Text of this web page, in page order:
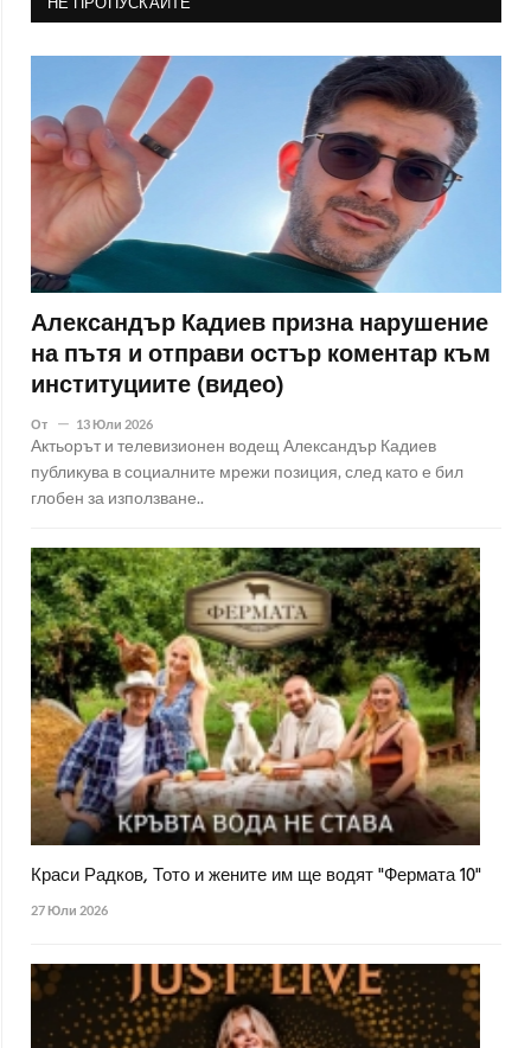
Александър Кадиев призна нарушение
на пътя и отправи остър коментар към
институциите (видео)
От 13 Юли 2026
Актьорът и телевизионен водещ Александър Кадиев
публикува в социалните мрежи позиция, след като е бил
глобен за използване..
Краси Радков, Тото и жените им ще водят "Фермата 10"
27 Юли 2026